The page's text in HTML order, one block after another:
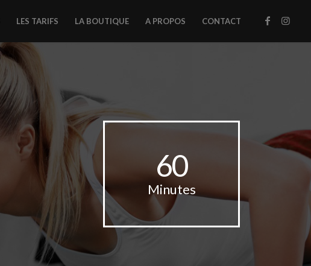
LES TARIFS LA BOUTIQUE A PROPOS CONTACT
60
Minutes